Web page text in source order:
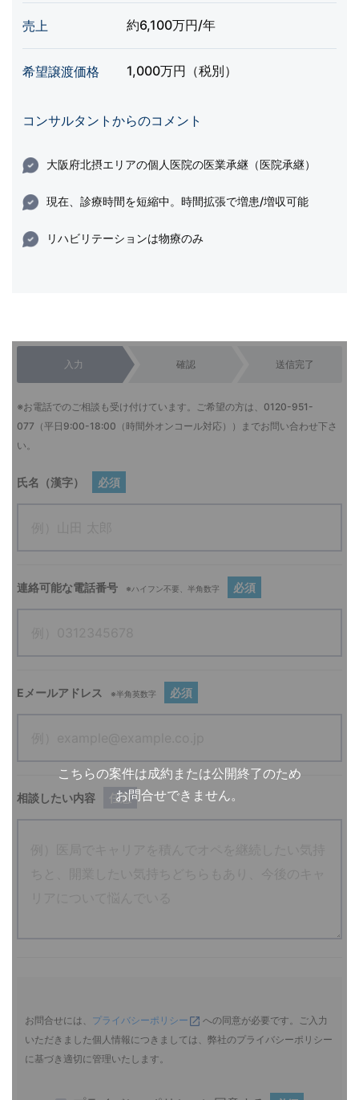
売上 約6,100万円/年
希望譲渡価格 1,000万円（税別）
コンサルタントからのコメント
大阪府北摂エリアの個人医院の医業承継（医院承継）
現在、診療時間を短縮中。時間拡張で増患/増収可能
リハビリテーションは物療のみ
こちらの案件は成約または公開終了のため
お問合せできません。
入力 確認 送信完了
※お電話でのご相談も受け付けています。ご希望の方は、 0120-951-
077 （平日9:00-18:00（時間外オンコール対応））までお問い合わせ下さ
い。
氏名（漢字） 必須
連絡可能な電話番号 ※ハイフン不要、半角数字 必須
Eメールアドレス ※半角英数字 必須
相談したい内容 任意
お問合せには、 プライバシーポリシー
への同意が必要です。ご入力
いただきました個人情報につきましては、弊社のプライバシーポリシー
に基づき適切に管理いたします。